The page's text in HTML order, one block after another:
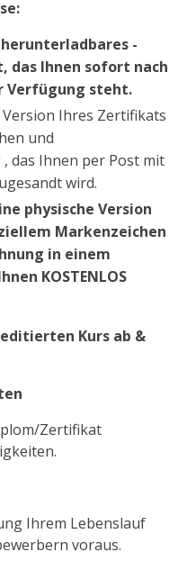
-
das Ihnen sofort nach
Verfügung steht.
Ihres Zertifikats
und
das Ihnen per Post mit
wird.
physische Version
Markenzeichen
in einem
KOSTENLOS
Kurs ab &
Zertifikat
Ihrem Lebenslauf
voraus.